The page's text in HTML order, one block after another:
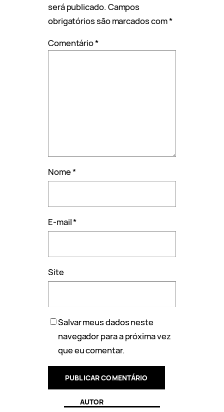
será publicado. Campos
obrigatórios são marcados com*
Comentário*
Nome*
E-mail*
Site
Salvar meus dados neste
navegador para a próxima vez
que eu comentar.
AUTOR